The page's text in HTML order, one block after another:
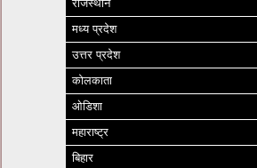
राजस्थान
मध्य प्रदेश
उत्तर प्रदेश
कोलकाता
ओडिशा
महाराष्ट्र
बिहार